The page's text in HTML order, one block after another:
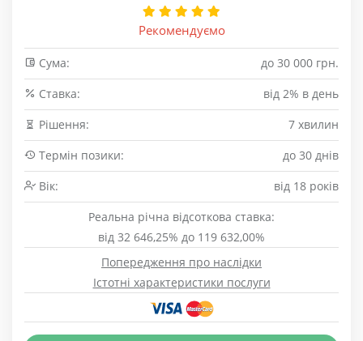
Рекомендуємо
Сума:
до 30 000 грн.
Cтавка:
від 2% в день
Рішення:
7 хвилин
Термін позики:
до 30 днів
Вік:
від 18 років
Реальна річна відсоткова ставка:
від 32 646,25% до 119 632,00%
Попередження про наслідки
Істотні характеристики послуги